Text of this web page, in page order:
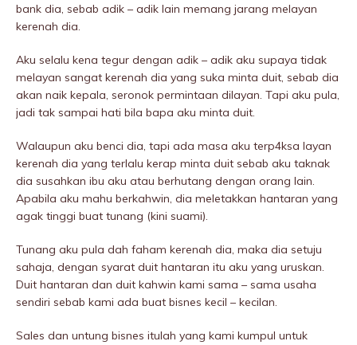
bank dia, sebab adik – adik lain memang jarang melayan
kerenah dia.
Aku selalu kena tegur dengan adik – adik aku supaya tidak
melayan sangat kerenah dia yang suka minta duit, sebab dia
akan naik kepala, seronok permintaan dilayan. Tapi aku pula,
jadi tak sampai hati bila bapa aku minta duit.
Walaupun aku benci dia, tapi ada masa aku terp4ksa layan
kerenah dia yang terlalu kerap minta duit sebab aku taknak
dia susahkan ibu aku atau berhutang dengan orang lain.
Apabila aku mahu berkahwin, dia meletakkan hantaran yang
agak tinggi buat tunang (kini suami).
Tunang aku pula dah faham kerenah dia, maka dia setuju
sahaja, dengan syarat duit hantaran itu aku yang uruskan.
Duit hantaran dan duit kahwin kami sama – sama usaha
sendiri sebab kami ada buat bisnes kecil – kecilan.
Sales dan untung bisnes itulah yang kami kumpul untuk